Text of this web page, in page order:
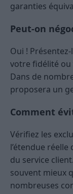
garanties
Peut-on
Oui !
votre fidélité
Dans de
proposera un
Comment
Vérifiez les
l’étendue
du service
souvent mieux
nombreuses